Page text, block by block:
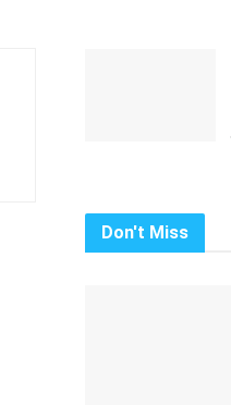
Don't Miss